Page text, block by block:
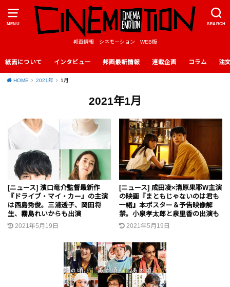
MENU SEARCH
邦画情報 シネモーション WEB版
紙面について インタビュー 邦画最新情報 連載企画 コラム 注
HOME 2021年 1月
2021年1月
[ニュース] 濱口竜介監督最新作
『ドライブ・マイ・カー』の主演
は西島秀俊。三浦透子、岡田将
生、霧島れいからも出演
2021年5月19日
[ニュース] 成田凌×清原果耶W主演
の映画『まともじゃないのは君も
一緒』本ポスター＆予告映像解
禁。小泉孝太郎と泉里香の出演も
2021年5月19日